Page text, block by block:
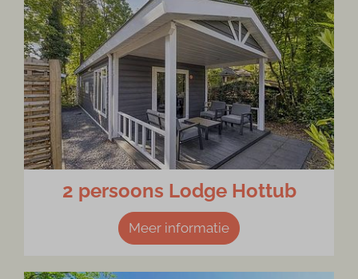
2 persoons Lodge Hottub
Meer informatie